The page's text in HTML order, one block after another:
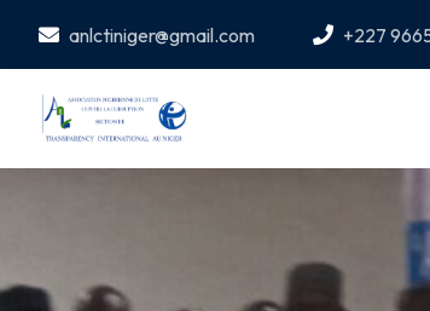
anlctiniger@gmail.com +227